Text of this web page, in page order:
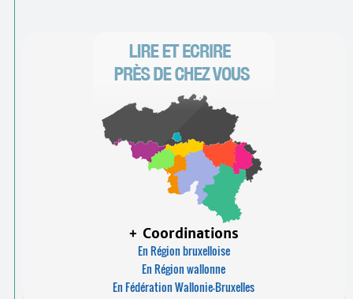
+ Coordinations
En Région bruxelloise
En Région wallonne
En Fédération Wallonie-Bruxelles